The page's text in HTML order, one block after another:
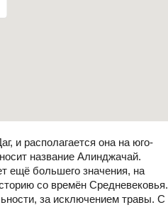
и располагается она на юго-
название Алинджачай.
ещё большего значения, на
со времён Средневековья.
за исключением травы. С